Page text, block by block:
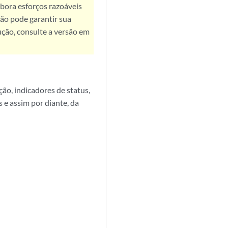
esforços razoáveis
pode garantir sua
consulte a versão em
indicadores de status,
assim por diante, da